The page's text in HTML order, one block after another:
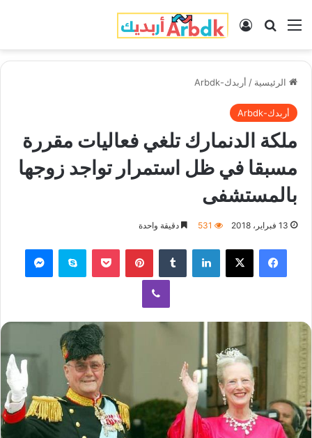
القائمة بحث عنتسجيل الدخول
الرئيسية / أربدك-Arbdk
أربدك-Arbdk
ملكة الدنمارك تلغي فعاليات مقررة
مسبقا في ظل استمرار تواجد زوجها
بالمستشفى
13 فبراير، 2018 531 دقيقة واحدة
فيسبوك لينكدإن بينتيريست سكايب
ڤايبر